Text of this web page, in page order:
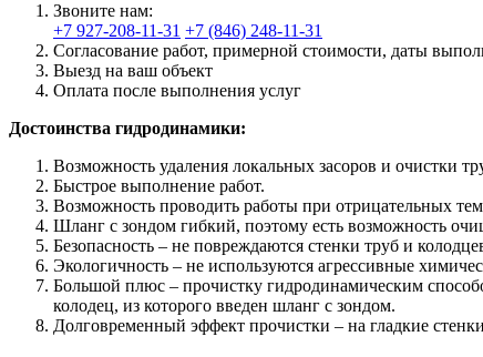
Звоните нам:
+7 927-208-11-31 +7 (846) 248-11-31
Согласование работ, примерной стоимости, даты
Выезд на ваш объект
Оплата после выполнения услуг
Достоинства гидродинамики:
Возможность удаления локальных засоров и очистки
Быстрое выполнение работ.
Возможность проводить работы при отрицательных
Шланг с зондом гибкий, поэтому есть возможность
Безопасность – не повреждаются стенки труб и
Экологичность – не используются агрессивные
Большой плюс – прочистку гидродинамическим
колодец, из которого введен шланг с зондом.
Долговременный эффект прочистки – на гладкие